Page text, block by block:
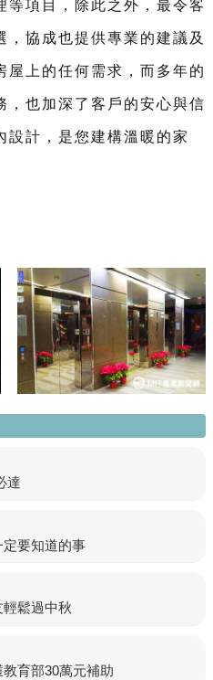
等項目，除此之外，最令客
，協成也提供專業的建議及
屋上的任何需求，而多年的
，也加深了客戶的安心與信
設計，是您建構溫暖的家
達
要知道的事
鬆過中秋
育部30萬元補助